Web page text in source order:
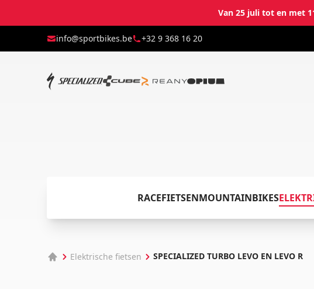
Van 25 juli tot en met
info@sportbikes.be +32 9 368 16 20
RACEFIETSENMOUNTAINBIKES
Elektrische fietsen SPECIALIZED TURBO LEVO EN LEVO R